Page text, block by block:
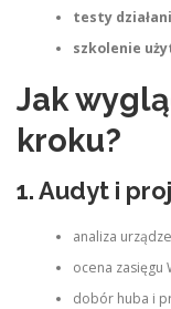
testy
szkolenie
Jak
kroku?
1. Audyt i
analiza
ocena zasięgu
dobór huba i